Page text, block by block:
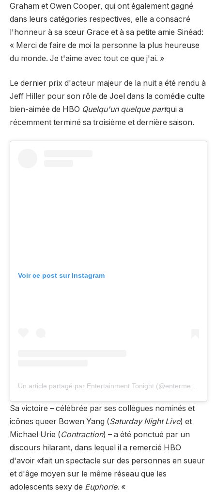
Graham et Owen Cooper, qui ont également gagné
dans leurs catégories respectives, elle a consacré
l'honneur à sa sœur Grace et à sa petite amie Sinéad:
« Merci de faire de moi la personne la plus heureuse
du monde. Je t'aime avec tout ce que j'ai. »
Le dernier prix d'acteur majeur de la nuit a été rendu à
Jeff Hiller pour son rôle de Joel dans la comédie culte
bien-aimée de HBO Quelqu'un quelque partqui a
récemment terminé sa troisième et dernière saison.
Voir ce post sur Instagram
Sa victoire – célébrée par ses collègues nominés et
icônes queer Bowen Yang (Saturday Night Live) et
Michael Urie (Contraction) – a été ponctué par un
discours hilarant, dans lequel il a remercié HBO
d'avoir «fait un spectacle sur des personnes en sueur
et d'âge moyen sur le même réseau que les
adolescents sexy de Euphorie. «